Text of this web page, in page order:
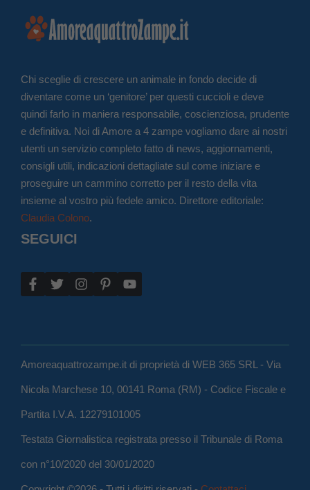
Chi sceglie di crescere un animale in fondo decide di
diventare come un ‘genitore’ per questi cuccioli e deve
quindi farlo in maniera responsabile, coscienziosa, prudente
e definitiva. Noi di Amore a 4 zampe vogliamo dare ai nostri
utenti un servizio completo fatto di news, aggiornamenti,
consigli utili, indicazioni dettagliate sul come iniziare e
proseguire un cammino corretto per il resto della vita
insieme al vostro più fedele amico. Direttore editoriale:
Claudia Colono.
SEGUICI
Amoreaquattrozampe.it di proprietà di WEB 365 SRL - Via
Nicola Marchese 10, 00141 Roma (RM) - Codice Fiscale e
Partita I.V.A. 12279101005
Testata Giornalistica registrata presso il Tribunale di Roma
con n°10/2020 del 30/01/2020